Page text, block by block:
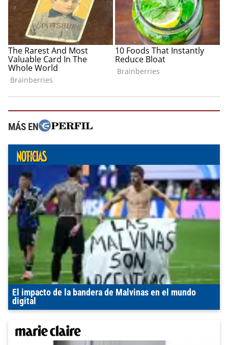
MÁS EN
El impacto de la bandera de Malvinas en el mundo
digital